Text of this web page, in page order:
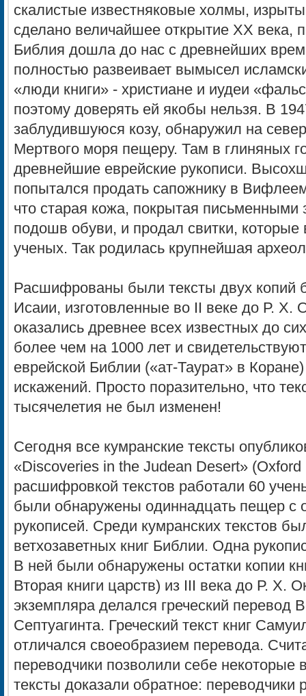
скалистые известняковые холмы,
сделано величайшее открытие ХХ века,
Библия дошла до нас с древнейших
полностью развеивает вымысел
«люди книги» - христиане и иудеи
поэтому доверять ей якобы нельзя. В
заблудившуюся козу, обнаружил на
Мертвого моря пещеру. Там в глиняных
древнейшие еврейские рукописи.
попытался продать сапожнику в
что старая кожа, покрытая письменными
подошв обуви, и продал свитки, которые
ученых. Так родилась крупнейшая
Расшифрованы были тексты двух копий
Исаии, изготовленные во II веке до Р. Х.
оказались древнее всех известных до
более чем на 1000 лет и
еврейской Библии («ат-Таурат» в
искажений. Просто поразительно, что
тысячелетия не был изменен!
Сегодня все кумранские тексты
«Discoveries in the Judean Desert»
расшифровкой текстов работали 60
были обнаружены одиннадцать пещер с
рукописей. Среди кумранских текстов
ветхозаветных книг Библии. Одна
В ней были обнаружены остатки копии
Вторая книги царств) из III века до Р. Х.
экземпляра делался греческий перевод
Септуагинта. Греческий текст книг
отличался своеобразием перевода.
переводчики позволили себе некоторые
тексты доказали обратное: переводчики